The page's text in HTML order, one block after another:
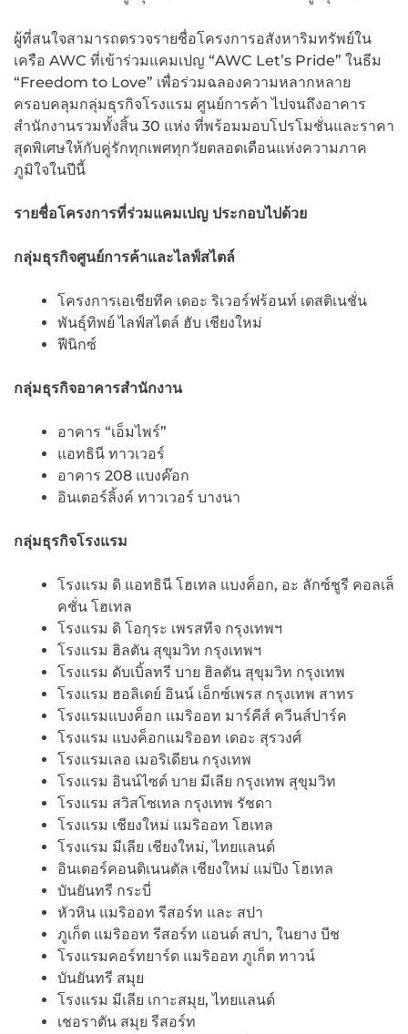
ผู้ที่สนใจสามารถตรวจรายชื่อโครงการอสังหาริมทรัพย์ใน
เครือ AWC ที่เข้าร่วมแคมเปญ “AWC Let’s Pride” ในธีม
“Freedom to Love” เพื่อร่วมฉลองความหลากหลาย
ครอบคลุมกลุ่มธุรกิจโรงแรม ศูนย์การค้า ไปจนถึงอาคาร
สำนักงานรวมทั้งสิ้น 30 แห่ง ที่พร้อมมอบโปรโมชั่นและราคา
สุดพิเศษให้กับคู่รักทุกเพศทุกวัยตลอดเดือนแห่งความภาค
ภูมิใจในปีนี้
รายชื่อโครงการที่ร่วมแคมเปญ ประกอบไปด้วย
กลุ่มธุรกิจศูนย์การค้าและไลฟ์สไตล์
โครงการเอเชียทีค เดอะ ริเวอร์ฟร้อนท์ เดสติเนชั่น
พันธุ์ทิพย์ ไลฟ์สไตล์ ฮับ เชียงใหม่
ฟีนิกซ์
กลุ่มธุรกิจอาคารสำนักงาน
อาคาร “เอ็มไพร์”
แอทธินี ทาวเวอร์
อาคาร 208 แบงค๊อก
อินเตอร์ลิ้งค์ ทาวเวอร์ บางนา
กลุ่มธุรกิจโรงแรม
โรงแรม ดิ แอทธินี โฮเทล แบงค็อก, อะ ลักซ์ชูรี คอลเล็
คชั่น โฮเทล
โรงแรม ดิ โอกุระ เพรสทีจ กรุงเทพฯ
โรงแรม ฮิลตัน สุขุมวิท กรุงเทพฯ
โรงแรม ดับเบิ้ลทรี บาย ฮิลตัน สุขุมวิท กรุงเทพ
โรงแรม ฮอลิเดย์ อินน์ เอ็กซ์เพรส กรุงเทพ สาทร
โรงแรมแบงค็อก แมริออท มาร์คีส์ ควีนส์ปาร์ค
โรงแรม แบงค็อกแมริออท เดอะ สุรวงศ์
โรงแรมเลอ เมอริเดียน กรุงเทพ
โรงแรม อินน์ไซด์ บาย มีเลีย กรุงเทพ สุขุมวิท
โรงแรม สวิสโซเทล กรุงเทพ รัชดา
โรงแรม เชียงใหม่ แมริออท โฮเทล
โรงแรม มีเลีย เชียงใหม่, ไทยแลนด์
อินเตอร์คอนติเนนตัล เชียงใหม่ แม่ปิง โฮเทล
บันยันทรี กระบี่
หัวหิน แมริออท รีสอร์ท และ สปา
ภูเก็ต แมริออท รีสอร์ท แอนด์ สปา, ในยาง บีช
โรงแรมคอร์ทยาร์ด แมริออท ภูเก็ต ทาวน์
บันยันทรี สมุย
โรงแรม มีเลีย เกาะสมุย, ไทยแลนด์
เชอราตัน สมุย รีสอร์ท